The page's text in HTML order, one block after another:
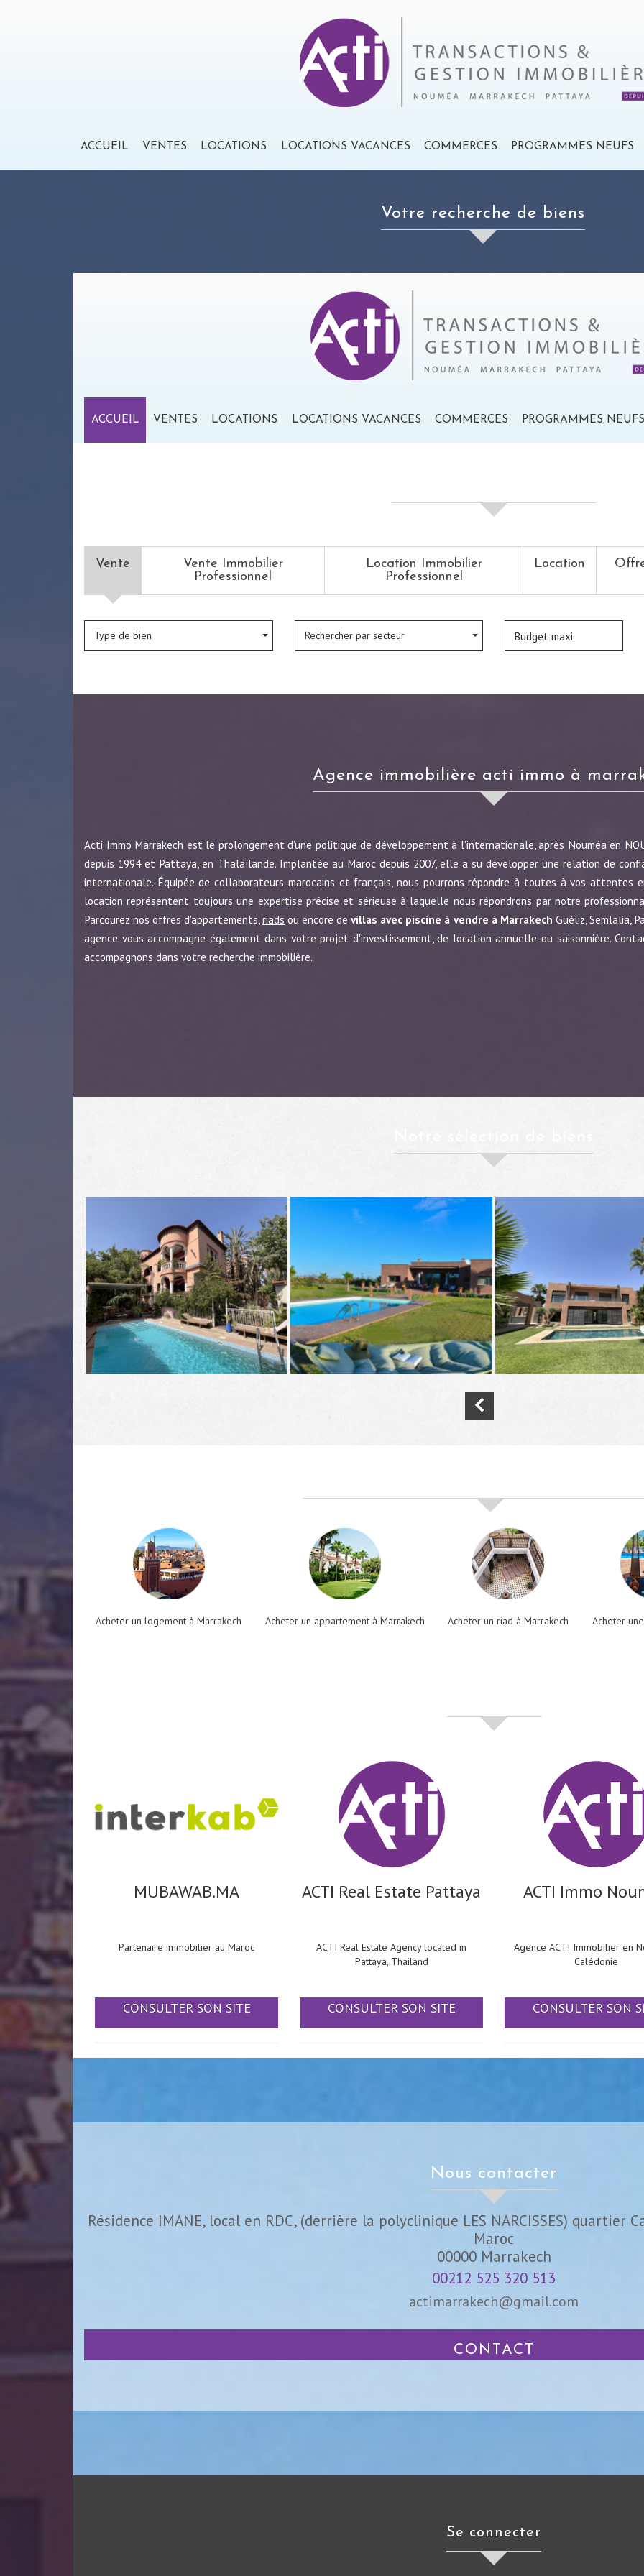
ACCUEIL VENTES LOCATIONS LOCATIONS VACANCES COMMERCES PROGRAMMES NEUFS
votre recherche de biens
ACCUEIL VENTES LOCATIONS LOCATIONS VACANCES COMMERCES PROGRAMMES
Vente
Vente Immobilier
Professionnel
Location Immobilier
Professionnel
Location
Type de bien Rechercher par secteur
agence immobilière acti immo à
Acti Immo Marrakech est le prolongement d'une politique de développement à l'internationale, après Nouméa en
depuis 1994 et Pattaya, en Thalaïlande. Implantée au Maroc depuis 2007, elle a su développer une relation de
internationale. Équipée de collaborateurs marocains et français, nous pourrons répondre à toutes à vos attentes
location représentent toujours une expertise précise et sérieuse à laquelle nous répondrons par notre
Parcourez nos offres d'appartements,riads ou encore devillas avec piscine à vendre à Marrakech Guéliz, Semlalia,
agence vous accompagne également dans votre projet d'investissement, de location annuelle ou saisonnière.
accompagnons dans votre recherche immobilière.
Acheter un logement à Marrakech Acheter un appartement à Marrakech Acheter un riad à Marrakech Acheter
MUBAWAB.MA
Partenaire immobilier au Maroc
CONSULTER SON SITE
ACTI Real Estate Pattaya
ACTI Real Estate Agency located in
Pattaya, Thailand
CONSULTER SON SITE
ACTI Immo
Agence ACTI Immobilier en
Calédonie
CONSULTER SON
nous contacter
Résidence IMANE, local en RDC, (derrière la polyclinique LES NARCISSES) quartier
Maroc
00000 Marrakech
00212 525 320 513
actimarrakech@gmail.com
CONTACT
se connecter